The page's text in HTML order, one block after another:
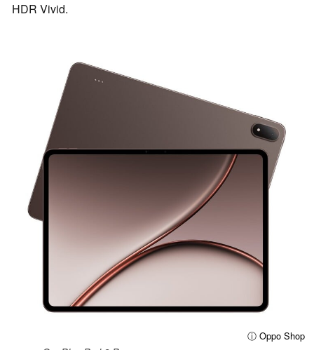
HDR Vivid.
ⓘ Oppo Shop